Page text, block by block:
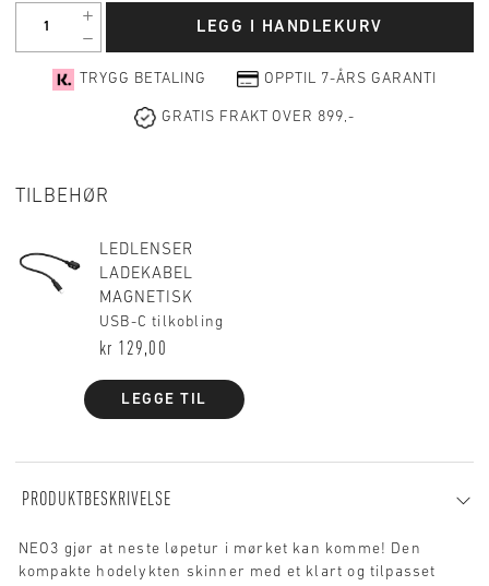
LEGG I HANDLEKURV
TRYGG BETALING OPPTIL 7-ÅRS GARANTI
GRATIS FRAKT OVER 899,-
TILBEHØR
LEDLENSER
LADEKABEL
MAGNETISK
USB-C tilkobling
kr 129,00
LEGGE TIL
PRODUKTBESKRIVELSE
NEO3 gjør at neste løpetur i mørket kan komme! Den
kompakte hodelykten skinner med et klart og tilpasset